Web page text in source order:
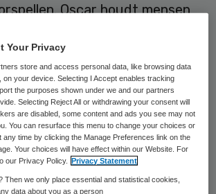
Oscar houdt mensen
De kat heeft geen interesse in
Dat meldt Bijzijn.
dan verzorgers
zo lang aan de deur van de
krabben tot hij naar
Your Privacy
store and access personal data, like browsing data
on your device. Selecting I Accept enables tracking
the purposes shown under we and our partners
Selecting Reject All or withdrawing your consent will
are disabled, some content and ads you see may not
You can resurface this menu to change your choices or
any time by clicking the Manage Preferences link on the
Your choices will have effect within our Website. For
our Privacy Policy.
Privacy Statement
Then we only place essential and statistical cookies,
data about you as a person